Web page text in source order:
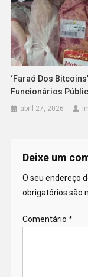
‘Faraó Dos
Funcionários
abril 27, 2026
Deixe um
O seu endereço
obrigatórios são
Comentário *